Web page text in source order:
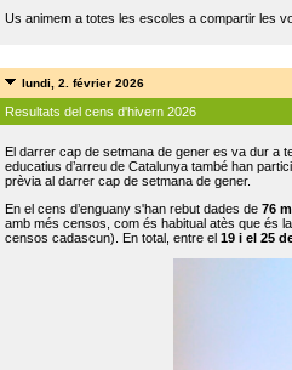
Us animem a totes les escoles a compartir les
lundi, 2. février 2026
Resultats del cens d'hivern 2026
El darrer cap de setmana de gener es va dur a
educatius d’arreu de Catalunya també han
prèvia al darrer cap de setmana de gener.
En el cens d’enguany s'han rebut dades de 76
amb més censos, com és habitual atès que és
censos cadascun). En total, entre el 19 i el 25